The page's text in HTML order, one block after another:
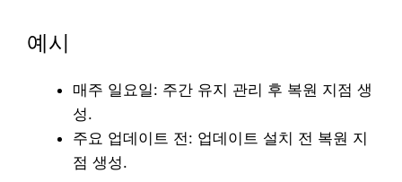
예시
매주 일요일: 주간 유지 관리 후 복원 지점 생
성.
주요 업데이트 전: 업데이트 설치 전 복원 지
점 생성.